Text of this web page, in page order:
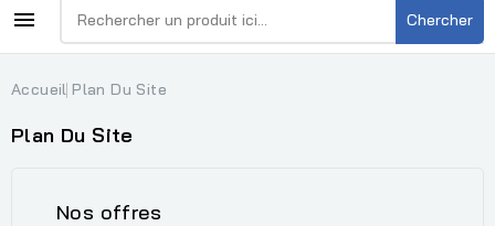
 Chercher
Accueil Plan Du Site
Plan Du Site
Nos offres